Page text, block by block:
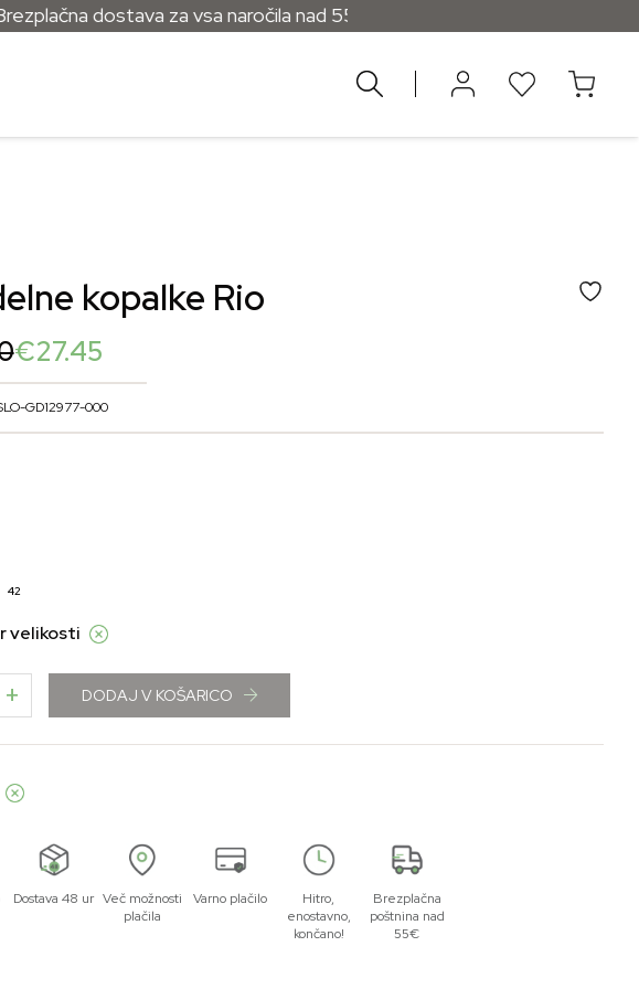
dostava za vsa naročila nad 55 €
kopalke Rio
€27.45
GD12977-000
42
velikosti
+ DODAJ V KOŠARICO
Dostava 48 ur Več možnosti
plačila
Varno plačilo
Hitro,
enostavno,
končano!
Brezplačna
poštnina nad
55€